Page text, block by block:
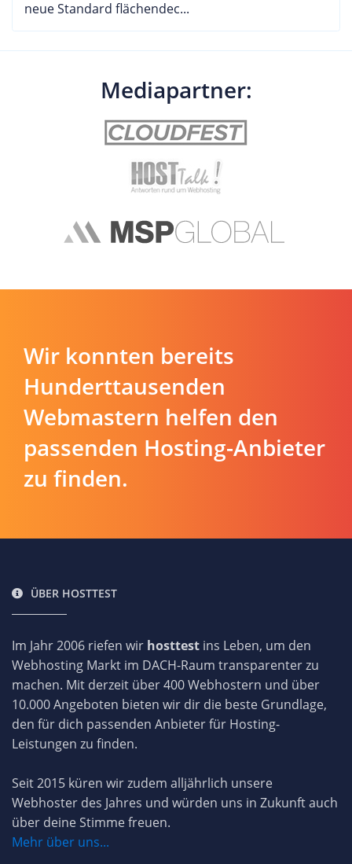
neue Standard flächendec...
Mediapartner:
Wir konnten bereits
Hunderttausenden
Webmastern helfen den
passenden Hosting-Anbieter
zu finden.
ÜBER HOSTTEST
Im Jahr 2006 riefen wir hosttest ins Leben, um den
Webhosting Markt im DACH-Raum transparenter zu
machen. Mit derzeit über 400 Webhostern und über
10.000 Angeboten bieten wir dir die beste Grundlage,
den für dich passenden Anbieter für Hosting-
Leistungen zu finden.
Seit 2015 küren wir zudem alljährlich unsere
Webhoster des Jahres und würden uns in Zukunft auch
über deine Stimme freuen.
Mehr über uns...